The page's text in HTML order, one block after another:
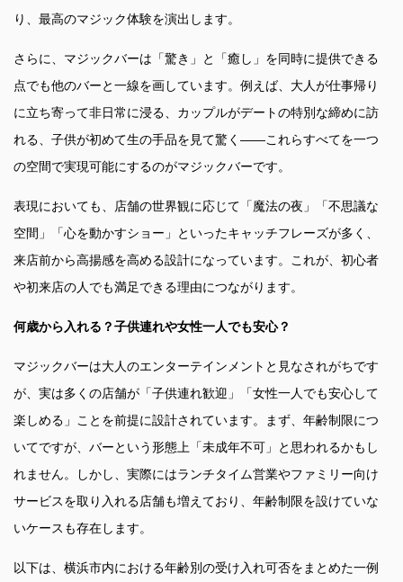
り、最高のマジック体験を演出します。
さらに、マジックバーは「驚き」と「癒し」を同時に提供できる
点でも他のバーと一線を画しています。例えば、大人が仕事帰り
に立ち寄って非日常に浸る、カップルがデートの特別な締めに訪
れる、子供が初めて生の手品を見て驚く――これらすべてを一つ
の空間で実現可能にするのがマジックバーです。
表現においても、店舗の世界観に応じて「魔法の夜」「不思議な
空間」「心を動かすショー」といったキャッチフレーズが多く、
来店前から高揚感を高める設計になっています。これが、初心者
や初来店の人でも満足できる理由につながります。
何歳から入れる？子供連れや女性一人でも安心？
マジックバーは大人のエンターテインメントと見なされがちです
が、実は多くの店舗が「子供連れ歓迎」「女性一人でも安心して
楽しめる」ことを前提に設計されています。まず、年齢制限につ
いてですが、バーという形態上「未成年不可」と思われるかもし
れません。しかし、実際にはランチタイム営業やファミリー向け
サービスを取り入れる店舗も増えており、年齢制限を設けていな
いケースも存在します。
以下は、横浜市内における年齢別の受け入れ可否をまとめた一例